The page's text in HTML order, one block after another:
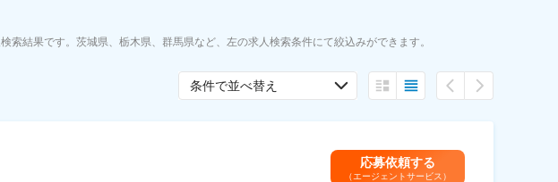
結果です。茨城県、栃木県、群馬県など、左の求人検索条件にて絞込みができます。
条件で並べ替え
応募依頼する
（エージェントサービス）